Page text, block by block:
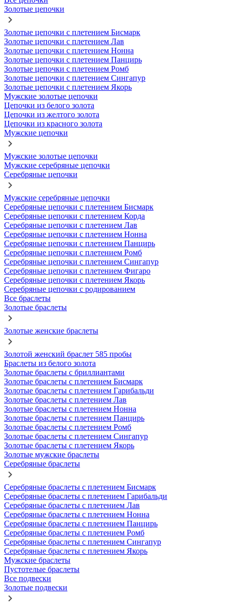
Золотые цепочки
Золотые цепочки с плетением Бисмарк
Золотые цепочки с плетением Лав
Золотые цепочки с плетением Нонна
Золотые цепочки с плетением Панцирь
Золотые цепочки с плетением Ромб
Золотые цепочки с плетением Сингапур
Золотые цепочки с плетением Якорь
Мужские золотые цепочки
Цепочки из белого золота
Цепочки из желтого золота
Цепочки из красного золота
Мужские цепочки
Мужские золотые цепочки
Мужские серебряные цепочки
Серебряные цепочки
Мужские серебряные цепочки
Серебряные цепочки с плетением Бисмарк
Серебряные цепочки с плетением Корда
Серебряные цепочки с плетением Лав
Серебряные цепочки с плетением Нонна
Серебряные цепочки с плетением Панцирь
Серебряные цепочки с плетением Ромб
Серебряные цепочки с плетением Сингапур
Серебряные цепочки с плетением Фигаро
Серебряные цепочки с плетением Якорь
Серебряные цепочки с родированием
Все браслеты
Золотые браслеты
Золотые женские браслеты
Золотой женский браслет 585 пробы
Браслеты из белого золота
Золотые браслеты с бриллиантами
Золотые браслеты с плетением Бисмарк
Золотые браслеты с плетением Гарибальди
Золотые браслеты с плетением Лав
Золотые браслеты с плетением Нонна
Золотые браслеты с плетением Панцирь
Золотые браслеты с плетением Ромб
Золотые браслеты с плетением Сингапур
Золотые браслеты с плетением Якорь
Золотые мужские браслеты
Серебряные браслеты
Серебряные браслеты с плетением Бисмарк
Серебряные браслеты с плетением Гарибальди
Серебряные браслеты с плетением Лав
Серебряные браслеты с плетением Нонна
Серебряные браслеты с плетением Панцирь
Серебряные браслеты с плетением Ромб
Серебряные браслеты с плетением Сингапур
Серебряные браслеты с плетением Якорь
Мужские браслеты
Пустотелые браслеты
Все подвески
Золотые подвески